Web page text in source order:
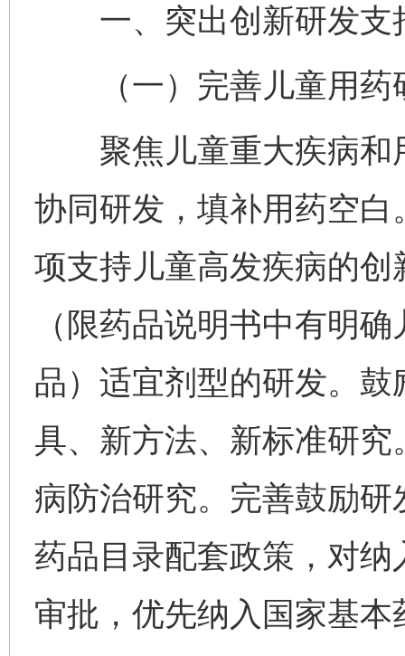
一、突出创新研发支
（一）完善儿童用药
聚焦儿童重大疾病和
协同研发，填补用药空
项支持儿童高发疾病的
（限药品说明书中有明
品）适宜剂型的研发。
具、新方法、新标准研
病防治研究。完善鼓励
药品目录配套政策，对
审批，优先纳入国家基